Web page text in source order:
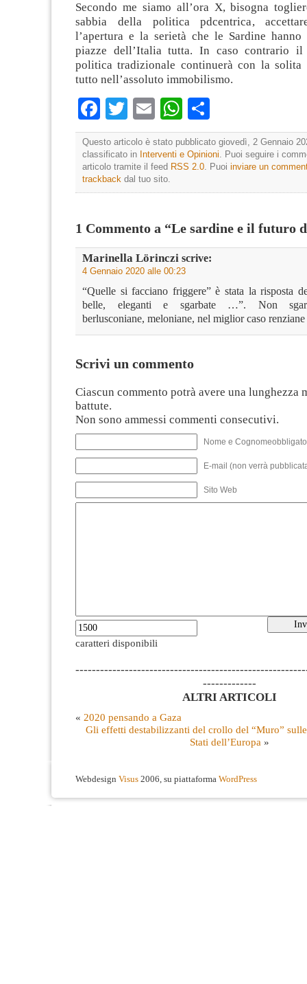
Secondo me siamo all’ora X, bisogna
sabbia della politica pdcentrica,
l’apertura e la serietà che le Sardine
piazze dell’Italia tutta. In caso contrario
politica tradizionale continuerà con la solita
tutto nell’assoluto immobilismo.
Facebook
TwitterEmailWhatsApp
Questo articolo è stato pubblicato giovedì, 2 Gennaio
classificato in Interventi e Opinioni. Puoi seguire i
articolo tramite il feed RSS 2.0. Puoi inviare un
trackback dal tuo sito.
1 Commento a “Le sardine e il futuro
Marinella Lörinczi scrive:
4 Gennaio 2020 alle 00:23
“Quelle si facciano friggere” è stata la risposta
belle, eleganti e sgarbate …”. Non
berlusconiane, meloniane, nel miglior caso renziane
Scrivi un commento
Ciascun commento potrà avere una lunghezza
battute.
Non sono ammessi commenti consecutivi.
Nome e
E-mail (non verrà
Sito Web
caratteri disponibili
-------------
ALTRI ARTICOLI
« 2020 pensando a Gaza
Gli effetti destabilizzanti del crollo del “Muro”
Stati dell’Europa »
Webdesign Visus 2006, su piattaforma WordPress